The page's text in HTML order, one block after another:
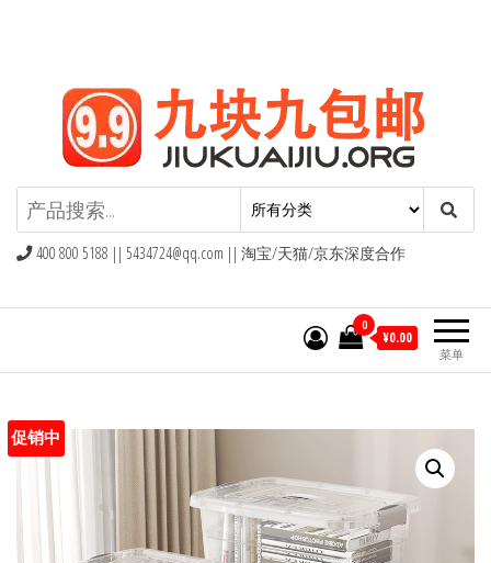
九块九包邮,9块9包邮,9.9元包邮,九
块九官网
400 800 5188 || 5434724@qq.com || 淘宝/天猫/京东深度合作
菜单
0
¥0.00
促销中